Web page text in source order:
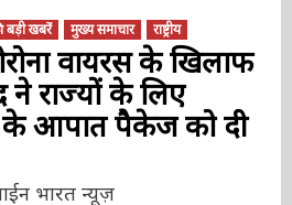
बड़ी खबरें मुख्य समाचार राष्ट्रीय
वायरस के
केंद्र ने राज्यों के
के आपात पैकेज
भारत न्यूज़